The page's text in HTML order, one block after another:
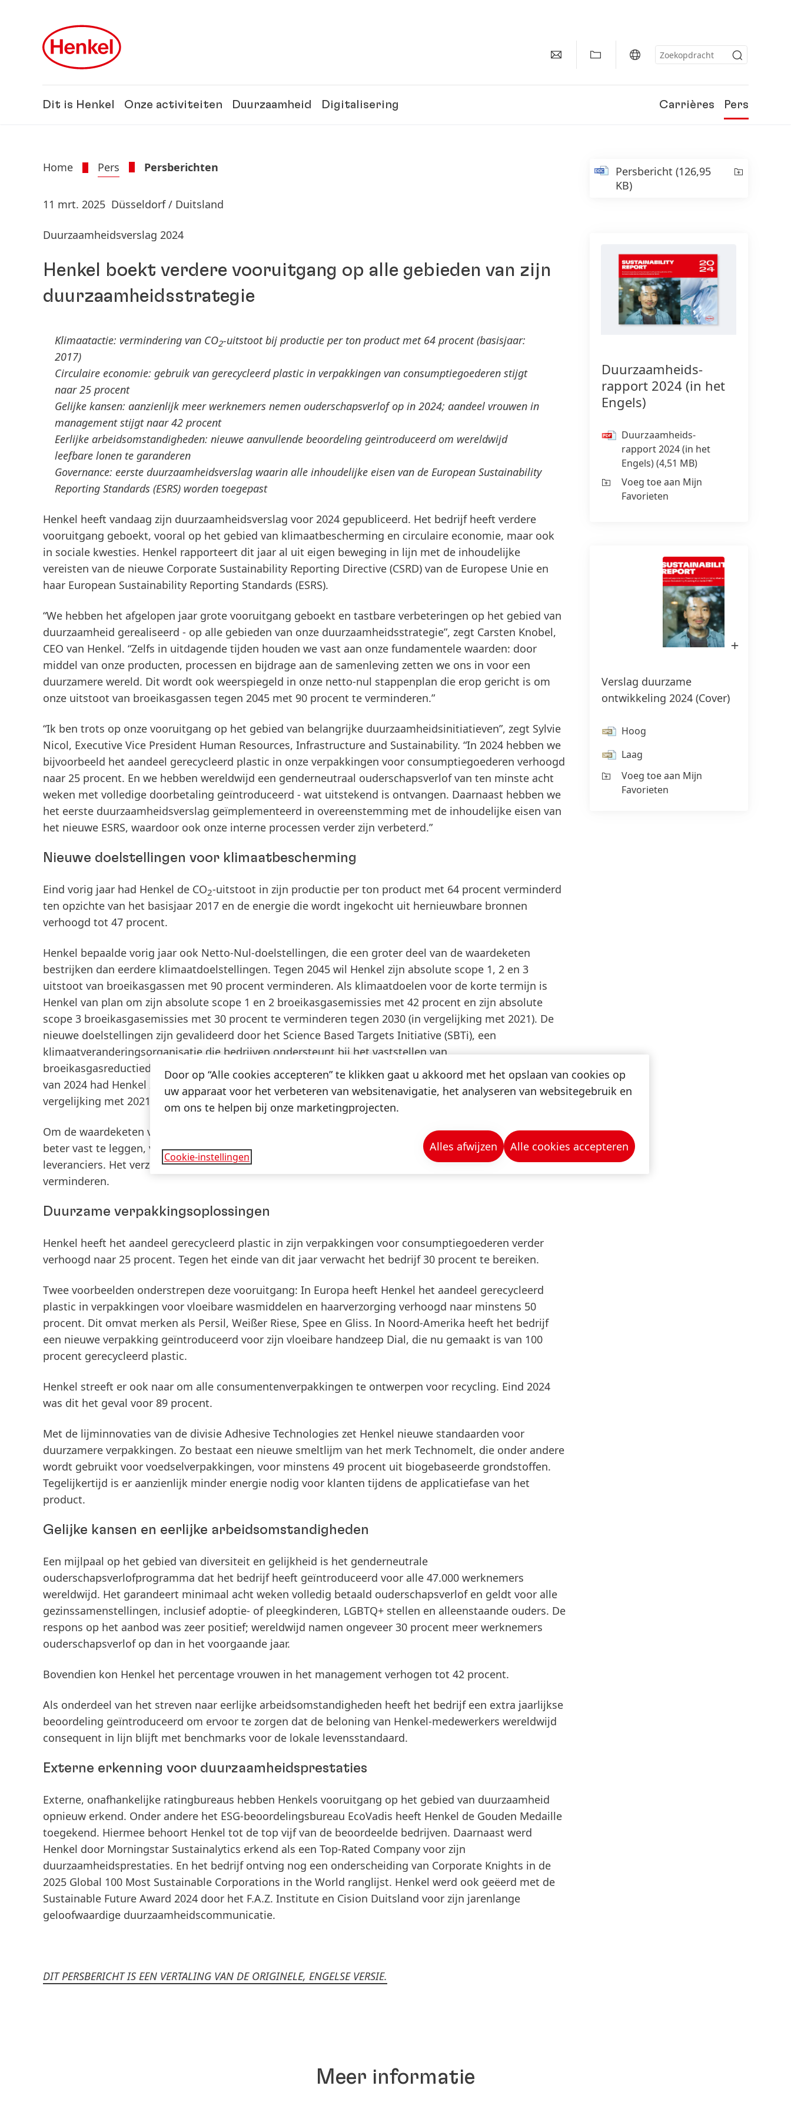
Dit is Henkel
150 jaar Henkel
vooruitgang. Bij Henkel zetten we
veranderingen om in kansen die aan
de basis liggen van innovatie,
verantwoordelijkheid voor een
betere toekomst. Samen.
MEER INFORMATIE
Onze activiteiten Duurzaamheid Digitalisering Carrières Pers
Home Pers Persberichten
11 mrt. 2025 Düsseldorf / Duitsland
Duurzaamheidsverslag 2024
Henkel boekt verdere vooruitgang op alle gebieden van zijn
duurzaamheidsstrategie
Klimaatactie: vermindering van CO2-uitstoot bij productie per ton product met 64 procent (basisjaar:
2017)
Circulaire economie: gebruik van gerecycleerd plastic in verpakkingen van consumptiegoederen stijgt
naar 25 procent
Gelijke kansen: aanzienlijk meer werknemers nemen ouderschapsverlof op in 2024; aandeel vrouwen in
management stijgt naar 42 procent
Eerlijke arbeidsomstandigheden: nieuwe aanvullende beoordeling geïntroduceerd om wereldwijd
leefbare lonen te garanderen
Governance: eerste duurzaamheidsverslag waarin alle inhoudelijke eisen van de European Sustainability
Reporting Standards (ESRS) worden toegepast
Henkel heeft vandaag zijn duurzaamheidsverslag voor 2024 gepubliceerd. Het bedrijf heeft verdere
vooruitgang geboekt, vooral op het gebied van klimaatbescherming en circulaire economie, maar ook
in sociale kwesties. Henkel rapporteert dit jaar al uit eigen beweging in lijn met de inhoudelijke
vereisten van de nieuwe Corporate Sustainability Reporting Directive (CSRD) van de Europese Unie en
haar European Sustainability Reporting Standards (ESRS).
“We hebben het afgelopen jaar grote vooruitgang geboekt en tastbare verbeteringen op het gebied van
duurzaamheid gerealiseerd - op alle gebieden van onze duurzaamheidsstrategie”, zegt Carsten Knobel,
CEO van Henkel. “Zelfs in uitdagende tijden houden we vast aan onze fundamentele waarden: door
middel van onze producten, processen en bijdrage aan de samenleving zetten we ons in voor een
duurzamere wereld. Dit wordt ook weerspiegeld in onze netto-nul stappenplan die erop gericht is om
onze uitstoot van broeikasgassen tegen 2045 met 90 procent te verminderen.”
“Ik ben trots op onze vooruitgang op het gebied van belangrijke duurzaamheidsinitiatieven”, zegt Sylvie
Nicol, Executive Vice President Human Resources, Infrastructure and Sustainability. “In 2024 hebben we
bijvoorbeeld het aandeel gerecycleerd plastic in onze verpakkingen voor consumptiegoederen verhoogd
naar 25 procent. En we hebben wereldwijd een genderneutraal ouderschapsverlof van ten minste acht
weken met volledige doorbetaling geïntroduceerd - wat uitstekend is ontvangen. Daarnaast hebben we
het eerste duurzaamheidsverslag geïmplementeerd in overeenstemming met de inhoudelijke eisen van
het nieuwe ESRS, waardoor ook onze interne processen verder zijn verbeterd.”
Nieuwe doelstellingen voor klimaatbescherming
Eind vorig jaar had Henkel de CO2-uitstoot in zijn productie per ton product met 64 procent verminderd
ten opzichte van het basisjaar 2017 en de energie die wordt ingekocht uit hernieuwbare bronnen
verhoogd tot 47 procent.
Henkel bepaalde vorig jaar ook Netto-Nul-doelstellingen, die een groter deel van de waardeketen
bestrijken dan eerdere klimaatdoelstellingen. Tegen 2045 wil Henkel zijn absolute scope 1, 2 en 3
uitstoot van broeikasgassen met 90 procent verminderen. Als klimaatdoelen voor de korte termijn is
Henkel van plan om zijn absolute scope 1 en 2 broeikasgasemissies met 42 procent en zijn absolute
scope 3 broeikasgasemissies met 30 procent te verminderen tegen 2030 (in vergelijking met 2021). De
nieuwe doelstellingen zijn gevalideerd door het Science Based Targets Initiative (SBTi), een
klimaatveranderingsorganisatie die bedrijven ondersteunt bij het vaststellen van
broeikasgasreductiedoelstellingen die in lijn zijn met het Klimaatakkoord van Parijs. Tegen het einde
van 2024 had Henkel zijn scope 1, 2 en 3 broeikasgasemissies met 20 procent verminderd
vergelijking met 2021).
Om de waardeketen verder koolstofvrij te maken en de CO
-uitstoot in de toeleveringsketen (scope 3)
beter vast te leggen, versnelde Henkel vorig jaar zijn engagementprogramma voor zijn wereldwijde
leveranciers. Het verzamelt emissiegegevens en definieert specifieke maatregelen om de uitstoot te
verminderen.
Duurzame verpakkingsoplossingen
Henkel heeft het aandeel gerecycleerd plastic in zijn verpakkingen voor consumptiegoederen verder
verhoogd naar 25 procent. Tegen het einde van dit jaar verwacht het bedrijf 30 procent te bereiken.
Twee voorbeelden onderstrepen deze vooruitgang: In Europa heeft Henkel het aandeel gerecycleerd
plastic in verpakkingen voor vloeibare wasmiddelen en haarverzorging verhoogd naar minstens 50
procent. Dit omvat merken als Persil, Weißer Riese, Spee en Gliss. In Noord-Amerika heeft het bedrijf
een nieuwe verpakking geïntroduceerd voor zijn vloeibare handzeep Dial, die nu gemaakt is van 100
procent gerecycleerd plastic.
Henkel streeft er ook naar om alle consumentenverpakkingen te ontwerpen voor recycling. Eind 2024
was dit het geval voor 89 procent.
Met de lijminnovaties van de divisie Adhesive Technologies zet Henkel nieuwe standaarden voor
duurzamere verpakkingen. Zo bestaat een nieuwe smeltlijm van het merk Technomelt, die onder andere
wordt gebruikt voor voedselverpakkingen, voor minstens 49 procent uit biogebaseerde grondstoffen.
Tegelijkertijd is er aanzienlijk minder energie nodig voor klanten tijdens de applicatiefase van het
product.
Gelijke kansen en eerlijke arbeidsomstandigheden
Een mijlpaal op het gebied van diversiteit en gelijkheid is het genderneutrale
ouderschapsverlofprogramma dat het bedrijf heeft geïntroduceerd voor alle 47.000 werknemers
wereldwijd. Het garandeert minimaal acht weken volledig betaald ouderschapsverlof en geldt voor alle
gezinssamenstellingen, inclusief adoptie- of pleegkinderen, LGBTQ+ stellen en alleenstaande ouders. De
respons op het aanbod was zeer positief; wereldwijd namen ongeveer 30 procent meer werknemers
ouderschapsverlof op dan in het voorgaande jaar.
Bovendien kon Henkel het percentage vrouwen in het management verhogen tot 42 procent.
Als onderdeel van het streven naar eerlijke arbeidsomstandigheden heeft het bedrijf een extra jaarlijkse
beoordeling geïntroduceerd om ervoor te zorgen dat de beloning van Henkel-medewerkers wereldwijd
consequent in lijn blijft met benchmarks voor de lokale levensstandaard.
Externe erkenning voor duurzaamheidsprestaties
Externe, onafhankelijke ratingbureaus hebben Henkels vooruitgang op het gebied van duurzaamheid
opnieuw erkend. Onder andere het ESG-beoordelingsbureau EcoVadis heeft Henkel de Gouden Medaille
toegekend. Hiermee behoort Henkel tot de top vijf van de beoordeelde bedrijven. Daarnaast werd
Henkel door Morningstar Sustainalytics erkend als een Top-Rated Company voor zijn
duurzaamheidsprestaties. En het bedrijf ontving nog een onderscheiding van Corporate Knights in de
2025 Global 100 Most Sustainable Corporations in the World ranglijst. Henkel werd ook geëerd met de
Sustainable Future Award 2024 door het F.A.Z. Institute en Cision Duitsland voor zijn jarenlange
geloofwaardige duurzaamheidscommunicatie.
DIT PERSBERICHT IS EEN VERTALING VAN DE ORIGINELE, ENGELSE VERSIE.
Persbericht (126,95
KB)
Duurzaamheids­
rapport 2024 (in het
Engels)
Duurzaamheids­
rapport 2024(in het
Engels)(4,51 MB)
Voeg toe aan Mijn
Favorieten
Open
afbeelding
Verslag duurzame
ontwikkeling 2024 (Cover)
Hoog
Laag
Voeg toe aan Mijn
Favorieten
Meer informatie
Door op “Alle cookies accepteren” te klikken gaat u akkoord met het opslaan van cookies op
uw apparaat voor het verbeteren van websitenavigatie, het analyseren van websitegebruik en
om ons te helpen bij onze marketingprojecten.
Cookie-instellingen
Alles afwijzen Alle cookies accepteren